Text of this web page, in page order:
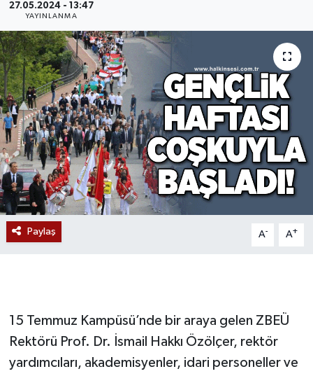
27.05.2024 - 13:47
YAYINLANMA
Paylaş A- A+
15 Temmuz Kampüsü’nde bir araya gelen ZBEÜ
Rektörü Prof. Dr. İsmail Hakkı Özölçer, rektör
yardımcıları, akademisyenler, idari personeller ve
Karabük
Devrek
Bolu
ÇEVRE
BİLİM VE TEKNOLOJİ
DUNYA
Düzce
Genel
Gökçebey